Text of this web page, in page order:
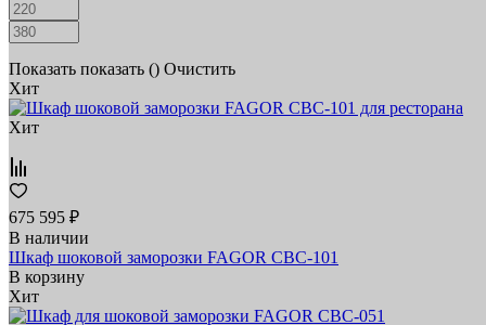
Показать показать () Очистить
Хит
Хит
675 595 ₽
В наличии
Шкаф шоковой заморозки FAGOR CBC-101
В корзину
Хит